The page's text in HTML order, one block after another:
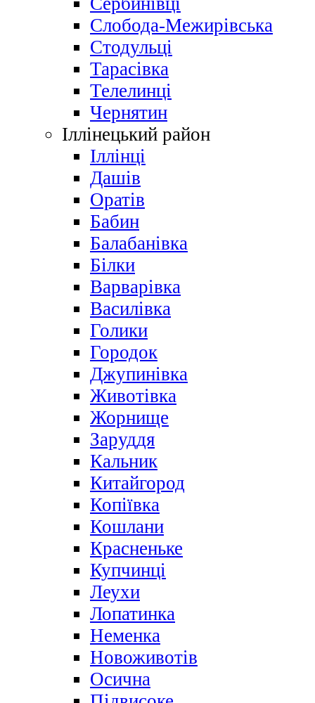
Слобода-Межирівська
Стодульці
Тарасівка
Телелинці
Чернятин
Іллінецький район
Іллінці
Дашів
Оратів
Бабин
Балабанівка
Білки
Варварівка
Василівка
Голики
Городок
Джупинівка
Животівка
Жорнище
Заруддя
Кальник
Китайгород
Копіївка
Кошлани
Красненьке
Купчинці
Леухи
Лопатинка
Неменка
Новоживотів
Осична